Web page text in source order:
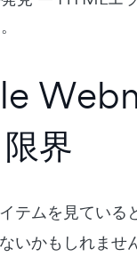
界
テムを見てい
いかもしれませ